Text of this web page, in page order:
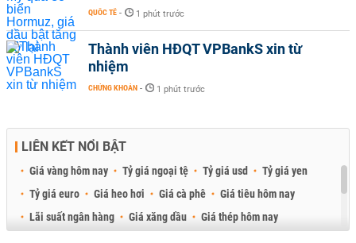
QUỐC TẾ - 1 phút trước
Thành viên HĐQT VPBankS xin từ
nhiệm
CHỨNG KHOÁN - 1 phút trước
LIÊN KẾT NỔI BẬT
Giá vàng hôm nay Tỷ giá ngoại tệ Tỷ giá usd
Tỷ giá yen
Tỷ giá euro
Giá heo hơi Giá cà phê
Giá tiêu hôm nay
Lãi suất ngân hàng
Giá xăng dầu
Giá thép hôm nay